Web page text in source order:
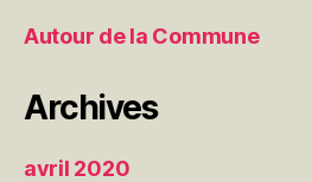
Autour de la Commune
Archives
avril 2020